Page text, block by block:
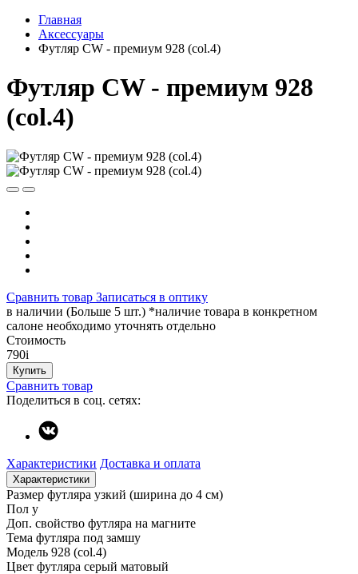
Главная
Аксессуары
Футляр CW - премиум 928 (col.4)
Футляр CW - премиум 928
(col.4)
Сравнить товар Записаться в оптику
в наличии (Больше 5 шт.) *наличие товара в конкретном
салоне необходимо уточнять отдельно
Стоимость
790i
Купить
Сравнить товар
Поделиться в соц. сетях:
Характеристики Доставка и оплата
Характеристики
Размер футляра узкий (ширина до 4 см)
Пол у
Доп. свойство футляра на магните
Тема футляра под замшу
Модель 928 (col.4)
Цвет футляра серый матовый